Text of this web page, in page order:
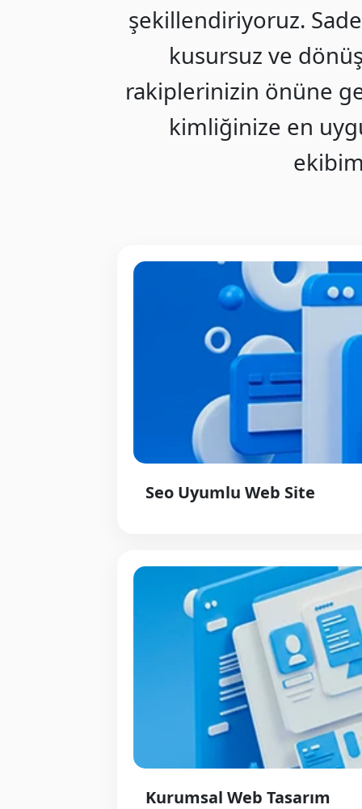
şekillendiriyoruz.
kusursuz ve
rakiplerinizin önüne
kimliğinize en
Seo Uyumlu Web Site
Kurumsal Web Tasarım